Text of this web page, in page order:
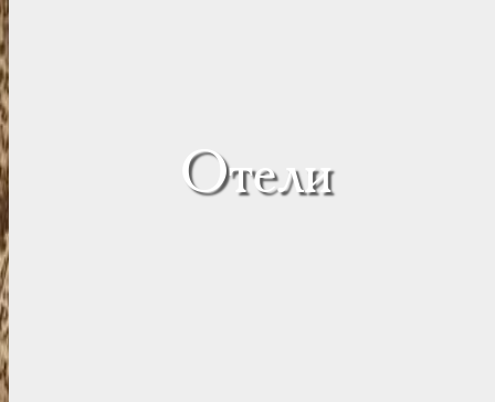
Отели